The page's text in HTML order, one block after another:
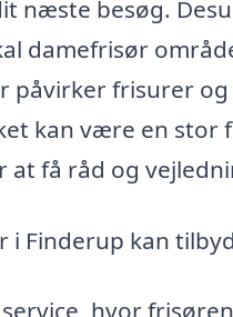
næste besøg.
damefrisør
påvirker frisurer og
kan være en stor
at få råd og
i Finderup kan
hvor